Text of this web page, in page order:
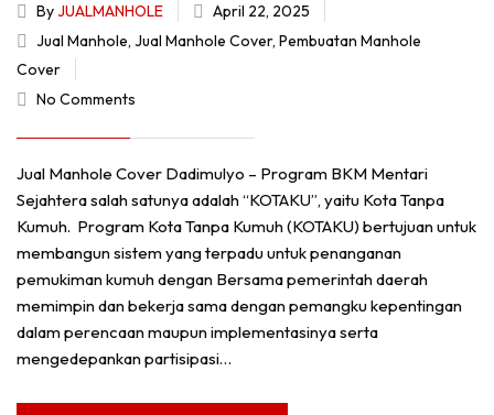
ByJUALMANHOLE
April 22, 2025
Jual Manhole, Jual Manhole Cover, Pembuatan Manhole
Cover
No Comments
Jual Manhole Cover Dadimulyo – Program BKM Mentari
Sejahtera salah satunya adalah “KOTAKU”, yaitu Kota Tanpa
Kumuh. Program Kota Tanpa Kumuh (KOTAKU) bertujuan untuk
membangun sistem yang terpadu untuk penanganan
pemukiman kumuh dengan Bersama pemerintah daerah
memimpin dan bekerja sama dengan pemangku kepentingan
dalam perencaan maupun implementasinya serta
mengedepankan partisipasi…